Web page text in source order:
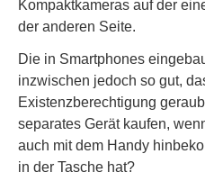
Kompaktkameras auf der
der anderen Seite.
Die in Smartphones
inzwischen jedoch so gut,
Existenzberechtigung
separates Gerät kaufen,
auch mit dem Handy
in der Tasche hat?